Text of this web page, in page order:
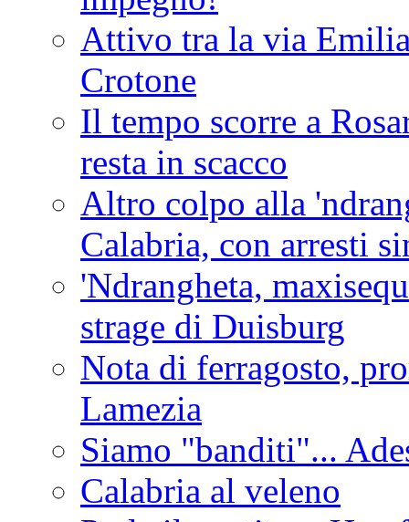
Attivo tra la via
Crotone
Il tempo scorre a
resta in scacco
Altro colpo alla
Calabria, con arresti
'Ndrangheta,
strage di Duisburg
Nota di ferragosto,
Lamezia
Siamo "banditi"...
Calabria al veleno